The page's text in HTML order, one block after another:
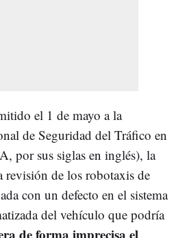
el 1 de mayo a la
de Seguridad del Tráfico en
por sus siglas en inglés), la
revisión de los robotaxis de
con un defecto en el sistema
del vehículo que podría
de forma imprecisa el